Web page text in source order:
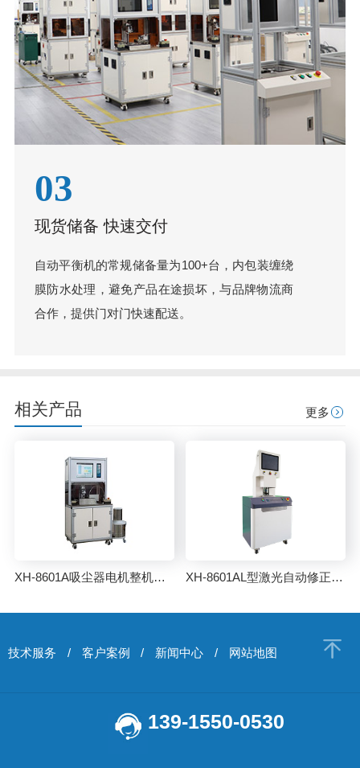
03
现货储备 快速交付
自动平衡机的常规储备量为100+台，内包装缠绕
膜防水处理，避免产品在途损坏，与品牌物流商
合作，提供门对门快速配送。
相关产品 更多
XH-8601A吸尘器电机整机自动平衡机 XH-8601AL型激光自动修正平衡机
技术服务 / 客户案例 / 新闻中心 / 网站地图
139-1550-0530